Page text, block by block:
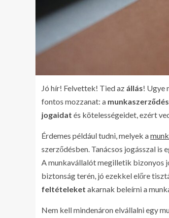
Jó hír! Felvettek! Tied az állás! Ugye
fontos mozzanat: a munkaszerződés
jogaidat és kötelességeidet, ezért
Érdemes például tudni, melyek a
szerződésben. Tanácsos jogásszal is
A munkavállalót megilletik bizonyos
biztonság terén, jó ezekkel előre
feltételeket akarnak beleírni a
Nem kell mindenáron elvállalni egy